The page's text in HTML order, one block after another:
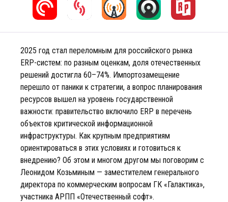
2025 год стал переломным для российского рынка
ERP-систем: по разным оценкам, доля отечественных
решений достигла 60–74%. Импортозамещение
перешло от паники к стратегии, а вопрос планирования
ресурсов вышел на уровень государственной
важности: правительство включило ERP в перечень
объектов критической информационной
инфраструктуры. Как крупным предприятиям
ориентироваться в этих условиях и готовиться к
внедрению? Об этом и многом другом мы поговорим с
Леонидом Козьминым — заместителем генерального
директора по коммерческим вопросам ГК «Галактика»,
участника АРПП «Отечественный софт».